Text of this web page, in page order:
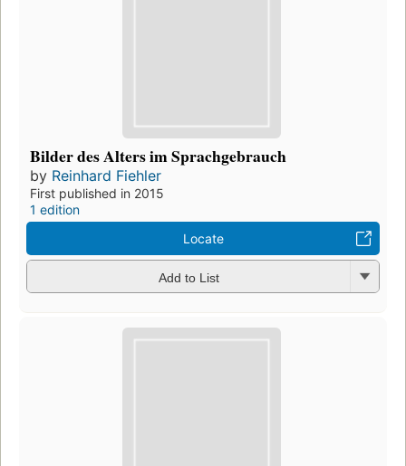
Bilder des Alters im Sprachgebrauch
by Reinhard Fiehler
First published in 2015
1 edition
Locate
Add to List